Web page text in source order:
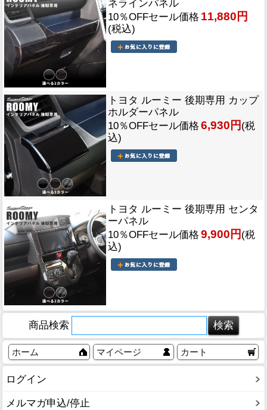
ネラインパネル
10％OFFセール価格 11,880円
(税込)
トヨタ ルーミー 後期専用 カップ
ホルダーパネル
10％OFFセール価格 6,930円 (税
込)
トヨタ ルーミー 後期専用 センタ
ーパネル
10％OFFセール価格 9,900円 (税
込)
商品検索
ホーム マイページ カート
ログイン
メルマガ申込/停止